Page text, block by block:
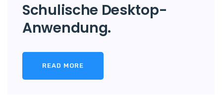
Schulische Desktop-
Anwendung.
READ MORE